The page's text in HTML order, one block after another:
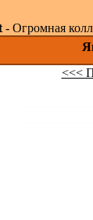
- Огромная
<<<